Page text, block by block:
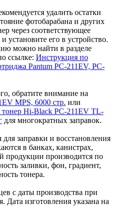
удалить остатки
фотобарабана и других
через соответствующее
установите его в устройство.
можно найти в разделе
ссылке: Инструкция по
Pantum PC-211EV, PC-
обратите внимание на
MPS, 6000 стр. или
Hi-Black PC-211EV TL-
для многократных заправок.
заправки и восстановления
в банках, канистрах,
продукции производится по
заливки, фон, градиент,
тонера.
с даты производства при
изготовления указана на